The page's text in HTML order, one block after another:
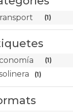
(1)
(1)
(1)